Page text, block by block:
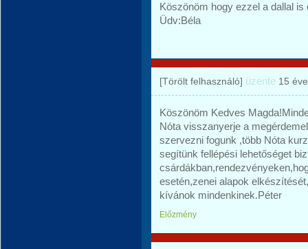
Köszönöm hogy ezzel a dallal
Üdv:Béla
[Törölt felhasználó] üzente 15 éve
Köszönöm Kedves
Nóta visszanyerje a
szervezni fogunk ,több Nóta
segítünk fellépési lehetőséget
esetén,zenei alapok
kívánok mindenkinek.Péter
Előzmény